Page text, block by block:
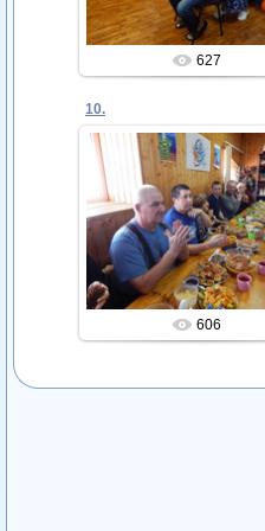
627
10.
24.02.2020
Admin
606